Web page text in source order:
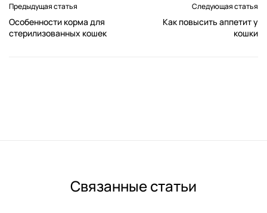
Предыдущая статья
Особенности корма для
стерилизованных кошек
Следующая статья
Как повысить аппетит у
кошки
Связанные статьи